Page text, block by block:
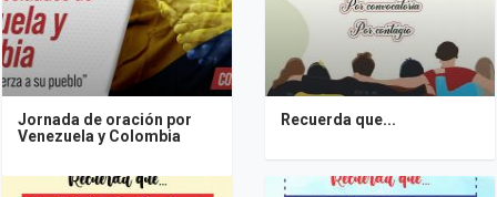
Jornada de oración por
Venezuela y Colombia
Recuerda que...